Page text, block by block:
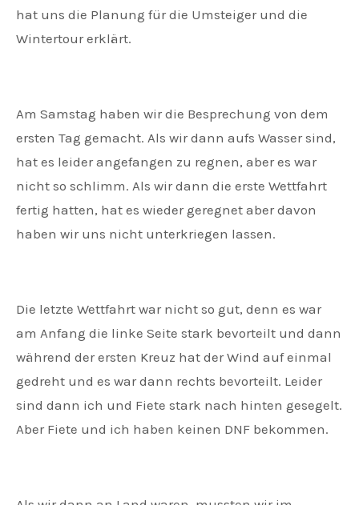
hat uns die Planung für die Umsteiger und die
Wintertour erklärt.
Am Samstag haben wir die Besprechung von dem
ersten Tag gemacht. Als wir dann aufs Wasser sind,
hat es leider angefangen zu regnen, aber es war
nicht so schlimm. Als wir dann die erste Wettfahrt
fertig hatten, hat es wieder geregnet aber davon
haben wir uns nicht unterkriegen lassen.
Die letzte Wettfahrt war nicht so gut, denn es war
am Anfang die linke Seite stark bevorteilt und dann
während der ersten Kreuz hat der Wind auf einmal
gedreht und es war dann rechts bevorteilt. Leider
sind dann ich und Fiete stark nach hinten gesegelt.
Aber Fiete und ich haben keinen DNF bekommen.